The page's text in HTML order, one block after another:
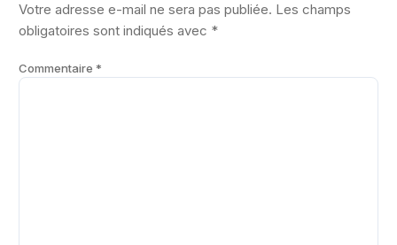
Votre adresse e-mail ne sera pas publiée. Les champs
obligatoires sont indiqués avec *
Commentaire *